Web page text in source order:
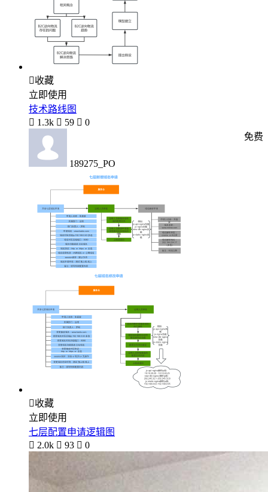
收藏
立即使用
技术路线图
 1.3k  59  0
189275_PO
免费
收藏
立即使用
七层配置申请逻辑图
 2.0k  93  0